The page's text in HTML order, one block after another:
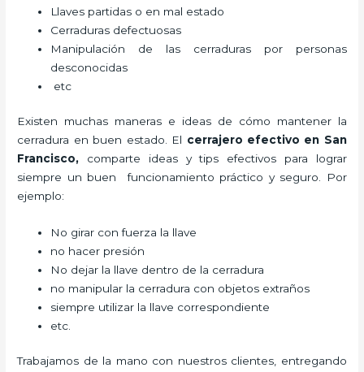
Llaves partidas o en mal estado
Cerraduras defectuosas
Manipulación de las cerraduras por personas
desconocidas
etc
Existen muchas maneras e ideas de cómo mantener la
cerradura en buen estado. El cerrajero efectivo en San
Francisco, comparte ideas y tips efectivos para lograr
siempre un buen funcionamiento práctico y seguro. Por
ejemplo:
No girar con fuerza la llave
no hacer presión
No dejar la llave dentro de la cerradura
no manipular la cerradura con objetos extraños
siempre utilizar la llave correspondiente
etc.
Trabajamos de la mano con nuestros clientes, entregando